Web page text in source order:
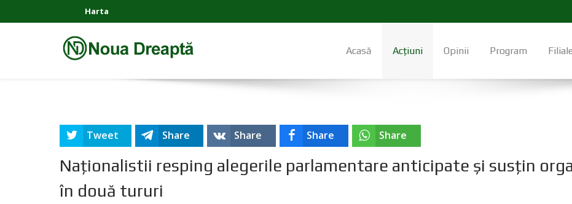
Harta
Acasă Acțiuni Opinii Program Filiale
Tweet Share Share Share Share
Naționalistii resping alegerile parlamentare anticipate și susțin
în două tururi